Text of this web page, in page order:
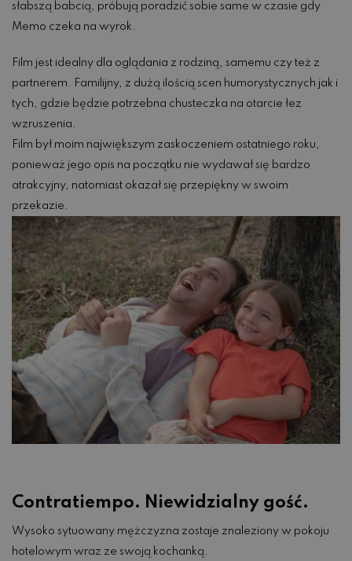
słabszą babcią, próbują poradzić sobie same w czasie gdy
Memo czeka na wyrok.
Film jest idealny dla oglądania z rodziną, samemu czy też z
partnerem. Familijny, z dużą ilością scen humorystycznych jak i
tych, gdzie będzie potrzebna chusteczka na otarcie łez
wzruszenia.
Film był moim największym zaskoczeniem ostatniego roku,
ponieważ jego opis na początku nie wydawał się bardzo
atrakcyjny, natomiast okazał się przepiękny w swoim
przekazie.
Contratiempo. Niewidzialny gość.
Wysoko sytuowany mężczyzna zostaje znaleziony w pokoju
hotelowym wraz ze swoją kochanką.